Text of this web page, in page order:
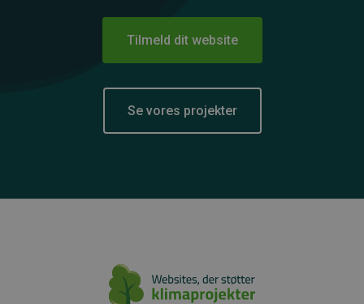
Tilmeld dit website
Se vores projekter